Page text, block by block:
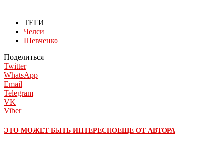
ТЕГИ
Челси
Шевченко
Поделиться
Twitter
WhatsApp
Email
Telegram
VK
Viber
ЭТО МОЖЕТ БЫТЬ ИНТЕРЕСНОЕЩЕ ОТ АВТОРА